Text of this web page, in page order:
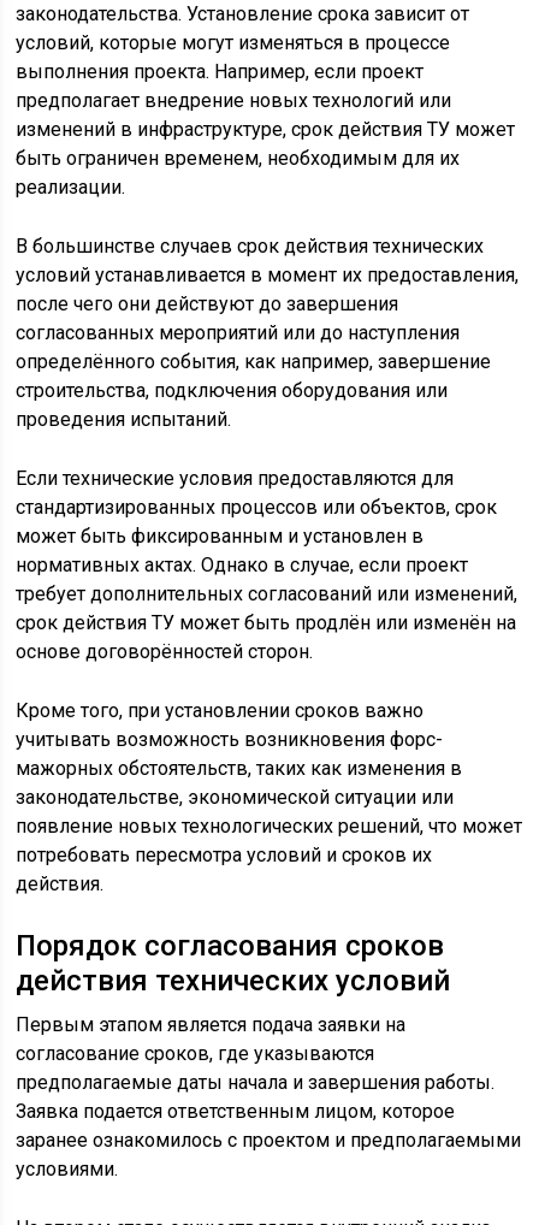
законодательства. Установление срока зависит от
условий, которые могут изменяться в процессе
выполнения проекта. Например, если проект
предполагает внедрение новых технологий или
изменений в инфраструктуре, срок действия ТУ может
быть ограничен временем, необходимым для их
реализации.
В большинстве случаев срок действия технических
условий устанавливается в момент их предоставления,
после чего они действуют до завершения
согласованных мероприятий или до наступления
определённого события, как например, завершение
строительства, подключения оборудования или
проведения испытаний.
Если технические условия предоставляются для
стандартизированных процессов или объектов, срок
может быть фиксированным и установлен в
нормативных актах. Однако в случае, если проект
требует дополнительных согласований или изменений,
срок действия ТУ может быть продлён или изменён на
основе договорённостей сторон.
Кроме того, при установлении сроков важно
учитывать возможность возникновения форс-
мажорных обстоятельств, таких как изменения в
законодательстве, экономической ситуации или
появление новых технологических решений, что может
потребовать пересмотра условий и сроков их
действия.
Порядок согласования сроков
действия технических условий
Первым этапом является подача заявки на
согласование сроков, где указываются
предполагаемые даты начала и завершения работы.
Заявка подается ответственным лицом, которое
заранее ознакомилось с проектом и предполагаемыми
условиями.